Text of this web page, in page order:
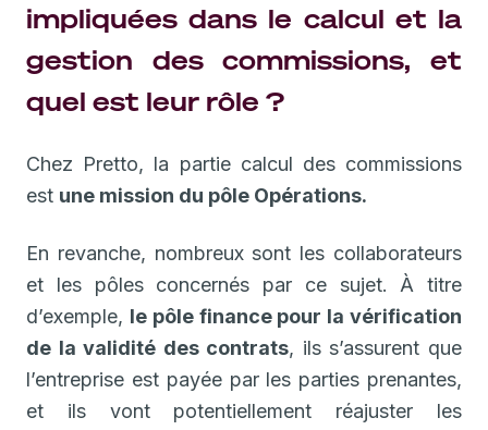
impliquées dans le calcul et la
gestion des commissions, et
quel est leur rôle ?
Chez Pretto, la partie calcul des commissions
est une mission du pôle Opérations.
En revanche, nombreux sont les collaborateurs
et les pôles concernés par ce sujet. À titre
d’exemple, le pôle finance pour la vérification
de la validité des contrats, ils s’assurent que
l’entreprise est payée par les parties prenantes,
et ils vont potentiellement réajuster les